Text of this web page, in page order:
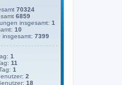
70324
6859
insgesamt: 1
10
insgesamt: 7399
1
11
1
2
18